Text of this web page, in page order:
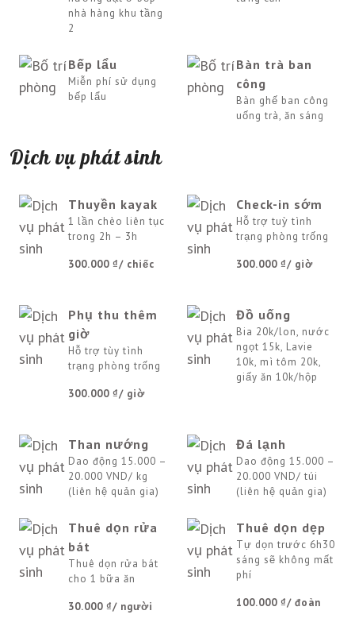
nhà hàng khu tầng
2
Bếp lẩu
Miễn phí sử dụng
bếp lẩu
Bàn trà ban
công
Bàn ghế ban công
uống trà, ăn sáng
Dịch vụ phát sinh
Thuyền kayak
1 lần chèo liên tục
trong 2h – 3h
300.000 ₫/ chiếc
Check-in sớm
Hỗ trợ tuỳ tình
trạng phòng trống
300.000 ₫/ giờ
Phụ thu thêm
giờ
Hỗ trợ tùy tình
trạng phòng trống
300.000 ₫/ giờ
Đồ uống
Bia 20k/lon, nước
ngọt 15k, Lavie
10k, mì tôm 20k,
giấy ăn 10k/hộp
Than nướng
Dao động 15.000 –
20.000 VND/ kg
(liên hệ quản gia)
Đá lạnh
Dao động 15.000 –
20.000 VND/ túi
(liên hệ quản gia)
Thuê dọn rửa
bát
Thuê dọn rửa bát
cho 1 bữa ăn
30.000 ₫/ người
Thuê dọn dẹp
Tự dọn trước 6h30
sáng sẽ không mất
phí
100.000 ₫/ đoàn